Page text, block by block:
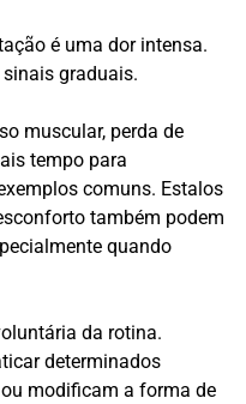
é uma dor intensa.
graduais.
muscular, perda de
tempo para
comuns. Estalos
também podem
quando
da rotina.
determinados
modificam a forma de